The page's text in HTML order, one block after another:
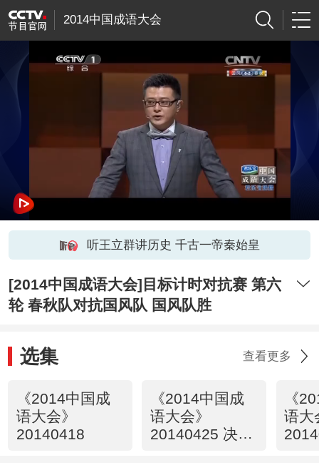
2014中国成语大会
听王立群讲历史 千古一帝秦始皇
[2014中国成语大会]目标计时对抗赛 第六
轮 春秋队对抗国风队 国风队胜
选集 查看更多
《2014中国成
语大会》
20140418
《2014中国成
语大会》
20140425 决赛
《
语大